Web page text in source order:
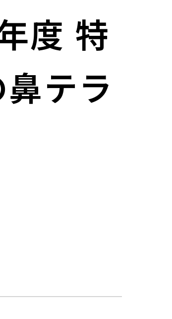
度 特
テラ